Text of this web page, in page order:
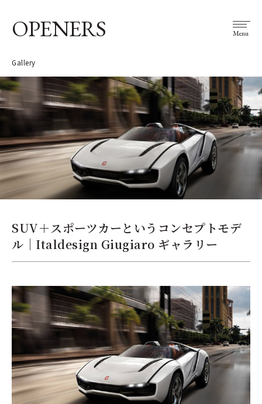
OPENERS Menu
Gallery
SUV＋スポーツカーというコンセプトモデ
ル｜Italdesign Giugiaro ギャラリー